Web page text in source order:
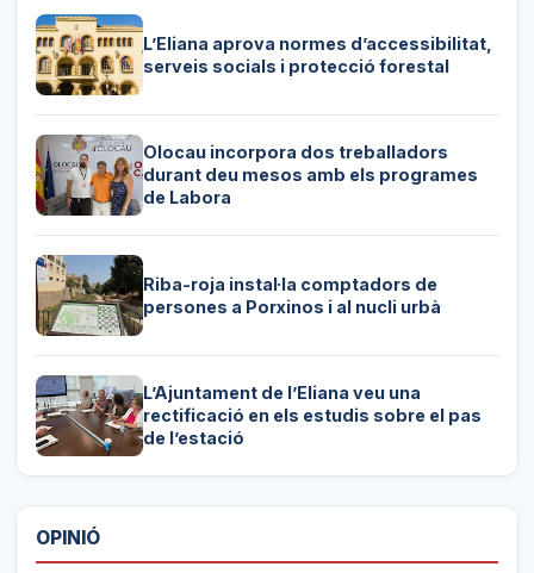
L’Eliana aprova normes d’accessibilitat,
serveis socials i protecció forestal
Olocau incorpora dos treballadors
durant deu mesos amb els programes
de Labora
Riba-roja instal·la comptadors de
persones a Porxinos i al nucli urbà
L’Ajuntament de l’Eliana veu una
rectificació en els estudis sobre el pas
de l’estació
OPINIÓ